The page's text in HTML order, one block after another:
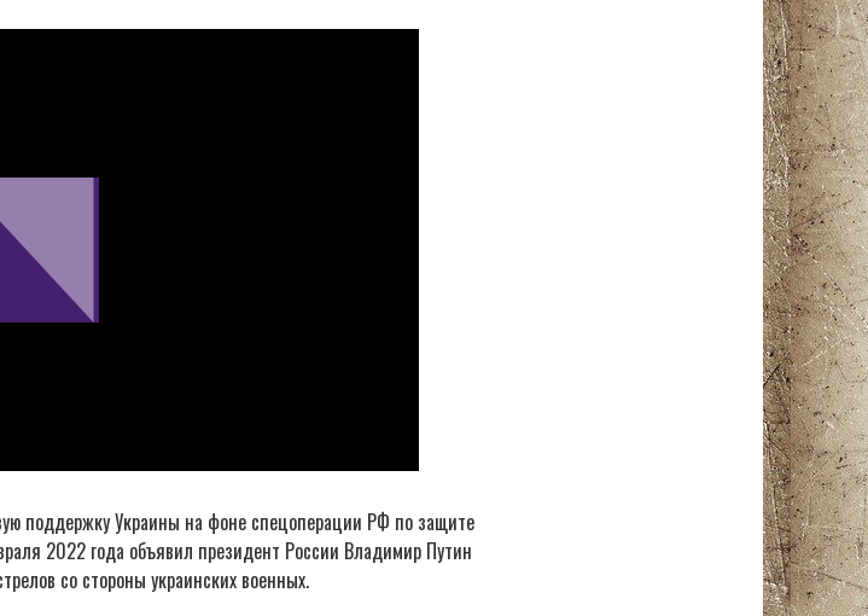
поддержку Украины на фоне спецоперации РФ по защите
2022 года объявил президент России Владимир Путин
со стороны украинских военных.